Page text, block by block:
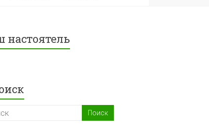
настоятель